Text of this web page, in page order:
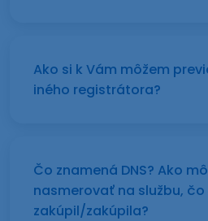
Ako si k Vám môžem
iného registrátora?
Čo znamená DNS? Ako
nasmerovať na službu, čo
zakúpil/zakúpila?